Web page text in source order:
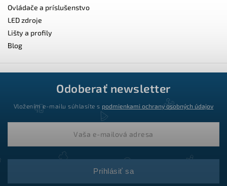
Ovládače a príslušenstvo
LED zdroje
Lišty a profily
Blog
Odoberať newsletter
Vložením e-mailu súhlasíte s podmienkami ochrany osobných údajov
Prihlásiť sa